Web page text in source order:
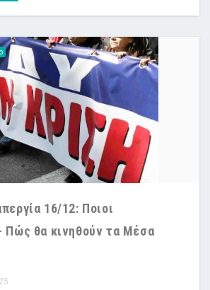
16/12: Ποιοι
Πώς θα κινηθούν τα Μέσα